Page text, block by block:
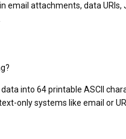
email attachments, data URIs,
into 64 printable ASCII
only systems like email or